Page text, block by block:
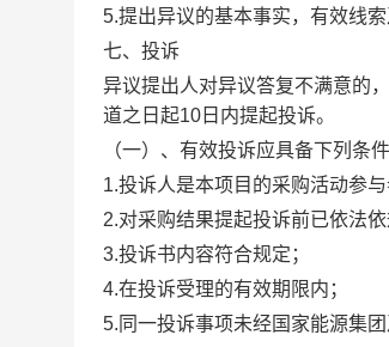
5.提出异议的基本事实，有效线索
七、投诉
异议提出人对异议答复不满意的
道之日起10日内提起投诉。
（一）、有效投诉应具备下列条件
1.投诉人是本项目的采购活动参
2.对采购结果提起投诉前已依法依
3.投诉书内容符合规定；
4.在投诉受理的有效期限内；
5.同一投诉事项未经国家能源集